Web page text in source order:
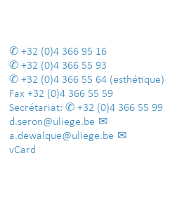
+32 (0)4 366 95 16
+32 (0)4 366 55 93
+32 (0)4 366 55 64 (esthétique)
Fax +32 (0)4 366 55 59
Secrétariat:
+32 (0)4 366 55 99
d.seron@uliege.be
a.dewalque@uliege.be
vCard